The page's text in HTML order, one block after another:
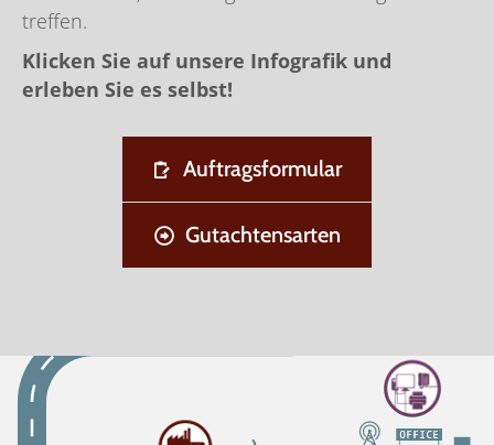
treffen.
Klicken Sie auf unsere Infografik und
erleben Sie es selbst!
Auftragsformular
Gutachtensarten